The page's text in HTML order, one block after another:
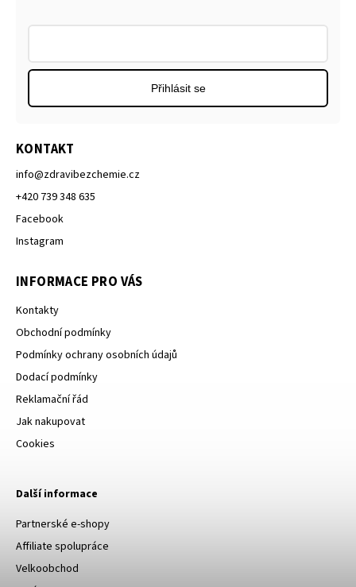
KONTAKT
info@zdravibezchemie.cz
+420 739 348 635
Facebook
Instagram
INFORMACE PRO VÁS
Kontakty
Obchodní podmínky
Podmínky ochrany osobních údajů
Dodací podmínky
Reklamační řád
Jak nakupovat
Cookies
Přihlásit se
Další informace
Partnerské e-shopy
Affiliate spolupráce
Velkoobchod